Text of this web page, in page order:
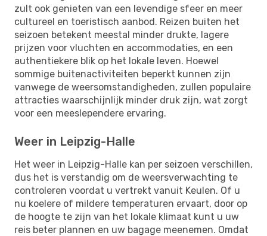
zult ook genieten van een levendige sfeer en meer
cultureel en toeristisch aanbod. Reizen buiten het
seizoen betekent meestal minder drukte, lagere
prijzen voor vluchten en accommodaties, en een
authentiekere blik op het lokale leven. Hoewel
sommige buitenactiviteiten beperkt kunnen zijn
vanwege de weersomstandigheden, zullen populaire
attracties waarschijnlijk minder druk zijn, wat zorgt
voor een meeslependere ervaring.
Weer in Leipzig-Halle
Het weer in Leipzig-Halle kan per seizoen verschillen,
dus het is verstandig om de weersverwachting te
controleren voordat u vertrekt vanuit Keulen. Of u
nu koelere of mildere temperaturen ervaart, door op
de hoogte te zijn van het lokale klimaat kunt u uw
reis beter plannen en uw bagage meenemen. Omdat